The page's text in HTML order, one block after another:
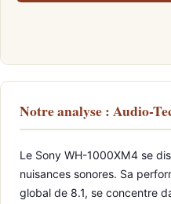
Notre analyse : Audio-
Le Sony WH-1000XM4 se
nuisances sonores. Sa
global de 8.1, se concentre